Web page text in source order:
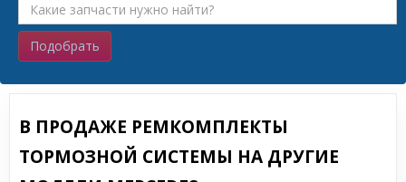
Подобрать
В ПРОДАЖЕ РЕМКОМПЛЕКТЫ
ТОРМОЗНОЙ СИСТЕМЫ НА ДРУГИЕ